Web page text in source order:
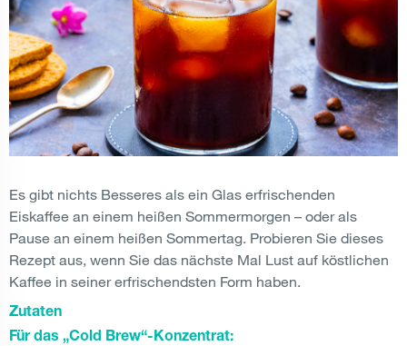
Es gibt nichts Besseres als ein Glas erfrischenden
Eiskaffee an einem heißen Sommermorgen – oder als
Pause an einem heißen Sommertag. Probieren Sie dieses
Rezept aus, wenn Sie das nächste Mal Lust auf köstlichen
Kaffee in seiner erfrischendsten Form haben.
Zutaten
Für das „Cold Brew“-Konzentrat: